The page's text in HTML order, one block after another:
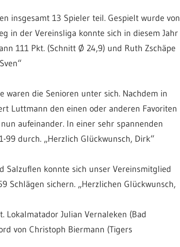
insgesamt 13 Spieler teil. Gespielt wurde von
in der Vereinsliga konnte sich in diesem Jahr
111 Pkt. (Schnitt Ø 24,9) und Ruth Zschäpe
waren die Senioren unter sich. Nachdem in
Luttmann den einen oder anderen Favoriten
aufeinander. In einer sehr spannenden
durch. „Herzlich Glückwunsch, Dirk“
Salzuflen konnte sich unser Vereinsmitglied
Schlägen sichern. „Herzlichen Glückwunsch,
Julian Vernaleken (Bad
von Christoph Biermann (Tigers